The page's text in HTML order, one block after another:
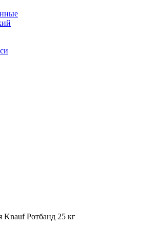
Ротбанд 25 кг